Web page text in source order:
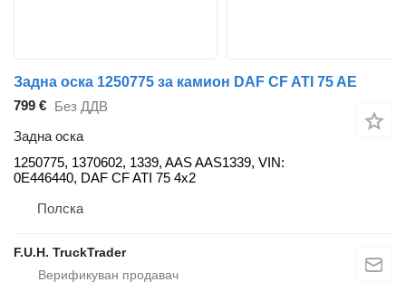
Задна оска 1250775 за камион DAF CF ATI 75 AE
799 €
Без ДДВ
Задна оска
1250775, 1370602, 1339, AAS AAS1339, VIN:
0E446440, DAF CF ATI 75 4x2
Полска
F.U.H. TruckTrader